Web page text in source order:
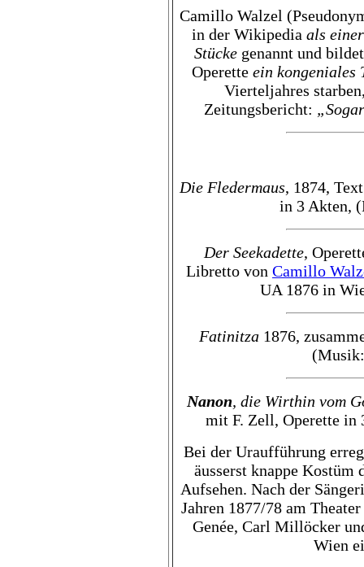
Camillo Walzel
in der Wikipedia als
Stücke genannt und
Operette ein kongeniales
Vierteljahres
Zeitungsbericht:
Die Fledermaus, 1874,
in 3 Akten,
Der Seekadette,
Libretto von Camillo
UA 1876 in
Fatinitza 1876,
Nanon, die Wirthin vom
mit F. Zell, Operette in
Bei der Uraufführung
äusserst knappe Kostüm
Aufsehen. Nach der
Jahren 1877/78 am
Genée, Carl Millöcker
Wien